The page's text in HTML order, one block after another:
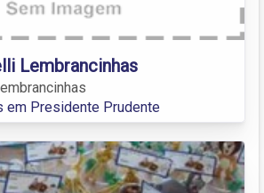
Lembrancinhas
em Presidente Prudente